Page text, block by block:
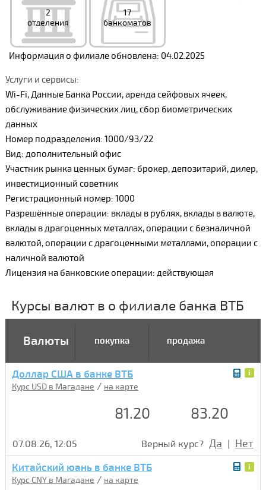
2
отделения
17
банкоматов
Информация о филиале обновлена: 04.02.2025
Услуги и сервисы:
Wi-Fi, Данные Банка России, аренда сейфовых ячеек,
обслуживание физических лиц, сбор биометрических
данных
Номер подразделения: 1000/93/22
Вид: дополнительный офис
Участник рынка ценных бумаг: брокер, депозитарий, дилер,
инвестиционный советник
Регистрационный номер: 1000
Разрешённые операции: вклады в рублях, вклады в валюте,
вклады в драгоценных металлах, операции с безналичной
валютой, операции с драгоценными металлами, операции с
наличной валютой
Лицензия на банковские операции: действующая
Курсы валют в о филиале банка ВТБ
Валюты покупка продажа
Доллар США в банке ВТБ
Курс USD в Магадане / на карте
81.20 83.20
07.08.26, 12:05 Верный курс? Да | Нет
Китайский юань в банке ВТБ
Курс CNY в Магадане / на карте